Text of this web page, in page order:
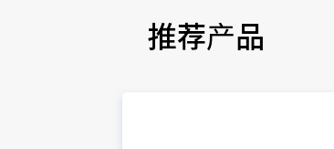
推荐产品